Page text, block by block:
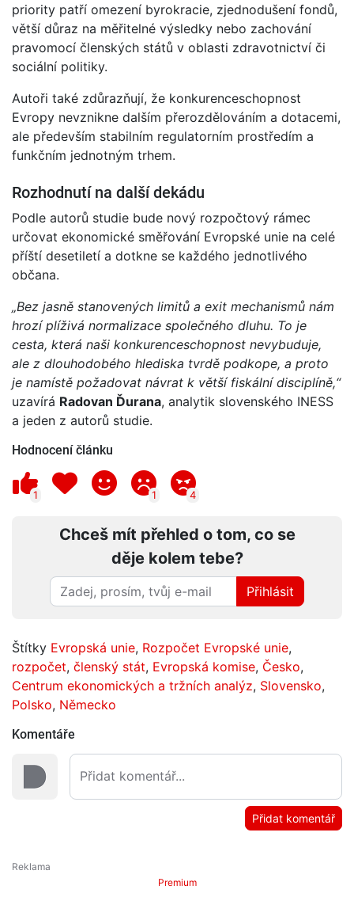
priority patří omezení byrokracie, zjednodušení fondů,
větší důraz na měřitelné výsledky nebo zachování
pravomocí členských států v oblasti zdravotnictví či
sociální politiky.
Autoři také zdůrazňují, že konkurenceschopnost
Evropy nevznikne dalším přerozdělováním a dotacemi,
ale především stabilním regulatorním prostředím a
funkčním jednotným trhem.
Rozhodnutí na další dekádu
Podle autorů studie bude nový rozpočtový rámec
určovat ekonomické směřování Evropské unie na celé
příští desetiletí a dotkne se každého jednotlivého
občana.
„Bez jasně stanovených limitů a exit mechanismů nám
hrozí plíživá normalizace společného dluhu. To je
cesta, která naši konkurenceschopnost nevybuduje,
ale z dlouhodobého hlediska tvrdě podkope, a proto
je namístě požadovat návrat k větší fiskální disciplíně,“
uzavírá Radovan Ďurana, analytik slovenského INESS
a jeden z autorů studie.
Hodnocení článku
1 1 4
Chceš mít přehled o tom, co se
děje kolem tebe?
Přihlásit
Štítky Evropská unie, Rozpočet Evropské unie,
rozpočet, členský stát, Evropská komise, Česko,
Centrum ekonomických a tržních analýz, Slovensko,
Polsko, Německo
Komentáře
Přidat komentář
Premium